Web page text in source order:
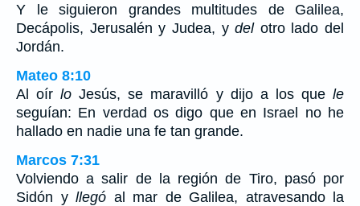
Y le siguieron grandes multitudes de Galilea,
Decápolis, Jerusalén y Judea, ydelotro lado del
Jordán.
Mateo 8:10
Al oírlo Jesús, se maravilló y dijo a los quele
seguían: En verdad os digo que en Israel no he
hallado en nadie una fe tan grande.
Marcos 7:31
Volviendo a salir de la región de Tiro, pasó por
Sidón y llegó al mar de Galilea, atravesando la